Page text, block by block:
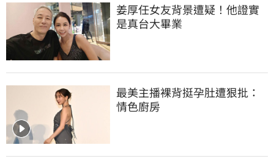
姜厚任女友背景遭疑！他證實
是真台大畢業
最美主播裸背挺孕肚遭狠批：
情色廚房